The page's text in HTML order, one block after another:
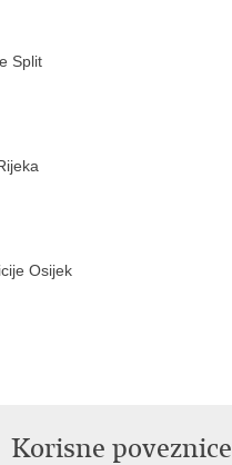
Split
Osijek
Korisne poveznice